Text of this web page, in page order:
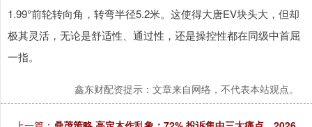
1.99°前轮转向角，转弯半径5.2米。这使得大唐EV块头大，但却
极其灵活，无论是舒适性、通过性，还是操控性都在同级中首屈
一指。
鑫东财配资提示：文章来自网络，不代表本站观点。